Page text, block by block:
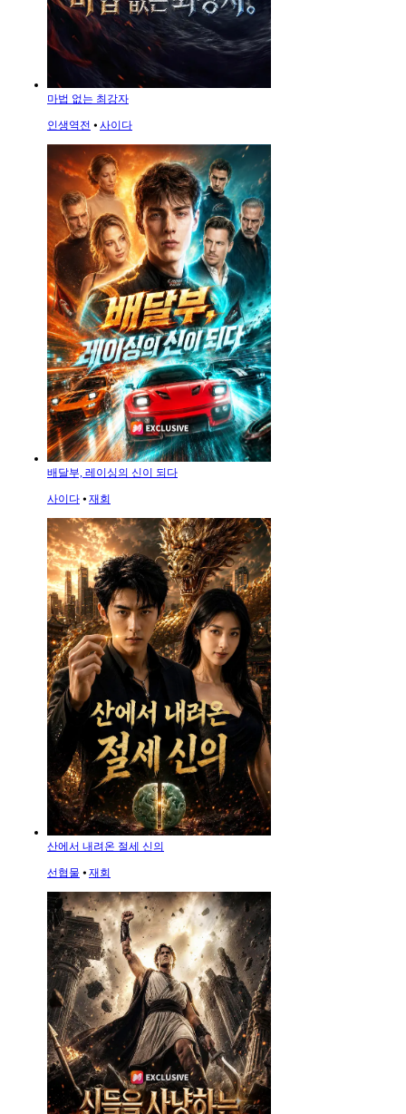
마법 없는 최강자
인생역전 ⦁ 사이다
배달부, 레이싱의 신이 되다
사이다 ⦁ 재회
산에서 내려온 절세 신의
선협물 ⦁ 재회